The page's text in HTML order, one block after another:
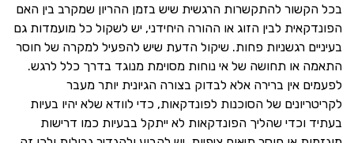
בכל הקשור להתקשרות הרגשית שיש בזמן ההריון שמקרב בין האם
הפונדקאית לבין הזוג או ההורה היחידני, יש לשקול כל מועמדות גם
בעיניים רגשניות פחות. שיקול הדעת שיש להפעיל למקרה של חוסר
התאמה או תחושה של אי נוחות מסוימת מנוגד בדרך כלל לרגש.
לפעמים אין ברירה אלא לבדוק בצורה הגיונית יותר מעבר
לקריטריונים של הסוכנות לפונדקאות, כדי לוודא שלא יהיו בעיות
בעתיד וכדי שהליך הפונדקאות לא ייתקל בבעיות כמו דרישות